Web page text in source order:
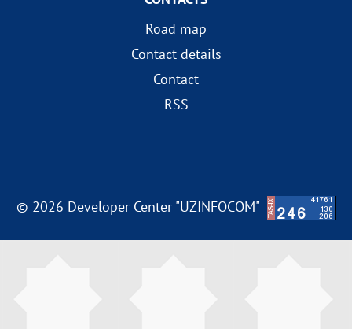
Road map
Contact details
Contact
RSS
© 2026 Developer Center "UZINFOCOM"